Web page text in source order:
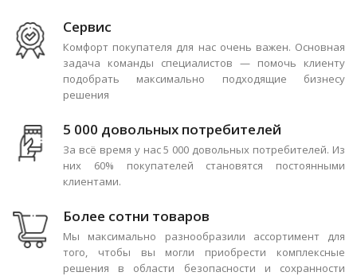
Сервис
Комфорт покупателя для нас очень важен. Основная
задача команды специалистов — помочь клиенту
подобрать максимально подходящие бизнесу
решения
5 000 довольных потребителей
За всё время у нас 5 000 довольных потребителей. Из
них 60% покупателей становятся постоянными
клиентами.
Более сотни товаров
Мы максимально разнообразили ассортимент для
того, чтобы вы могли приобрести комплексные
решения в области безопасности и сохранности